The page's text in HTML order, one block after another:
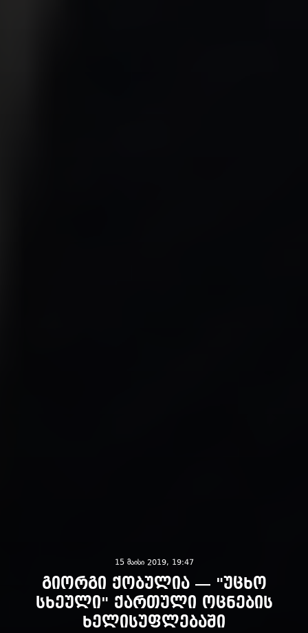
15 მაისი 2019, 19:47
გიორგი ქობულია — "უცხო
სხეული" ქართული ოცნების
ხელისუფლებაში